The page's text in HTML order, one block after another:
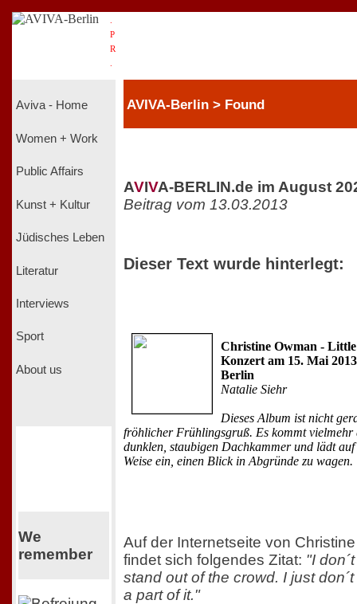
P
R
Aviva - Home
Women + Work
Public Affairs
Kunst + Kultur
Jüdisches Leben
Literatur
Interviews
Sport
About us
We
remember
AVIVA-Berlin > Found
AVIVA-BERLIN.de im August
Beitrag vom 13.03.2013
Dieser Text wurde hinterlegt:
Christine Owman - Little
Konzert am 15. Mai
Berlin
Natalie Siehr
Dieses Album ist nicht
fröhlicher Frühlingsgruß. Es kommt vielmehr
dunklen, staubigen Dachkammer und lädt auf
Weise ein, einen Blick in Abgründe zu wagen.
Auf der Internetseite von
findet sich folgendes Zitat: "I
stand out of the crowd. I just
a part of it."